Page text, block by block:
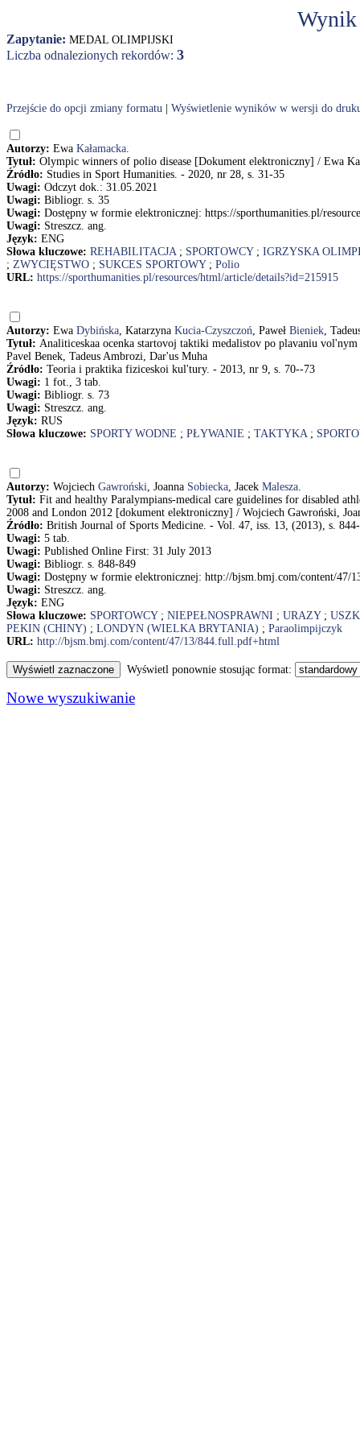
Zapytanie: MEDAL OLIMPIJSKI
Liczba odnalezionych rekordów: 3
Przejście do opcji zmiany formatu Wyświetlenie wyników w wersji do
Autorzy: Ewa Kałamacka.
Tytuł: Olympic winners of polio disease [Dokument elektroniczny] / Ewa
Źródło: Studies in Sport Humanities. - 2020, nr 28, s. 31-35
Uwagi: Odczyt dok.: 31.05.2021
Uwagi: Bibliogr. s. 35
Uwagi: Dostępny w formie elektronicznej: https://sporthumanities.pl/
Uwagi: Streszcz. ang.
Język: ENG
Słowa kluczowe: REHABILITACJA; SPORTOWCY; IGRZYSKA
; ZWYCIĘSTWO ; SUKCES SPORTOWY; Polio
URL: https://sporthumanities.pl/resources/html/article/details?id=215915
Autorzy: Ewa Dybińska, Katarzyna Kucia-Czyszczoń, Paweł Bieniek,
Tytuł: Analiticeskaa ocenka startovoj taktiki medalistov po plavaniu
Pavel Benek, Tadeus Ambrozi, Dar'us Muha
Źródło: Teoria i praktika fiziceskoi kul'tury. - 2013, nr 9, s. 70--73
Uwagi: 1 fot., 3 tab.
Uwagi: Bibliogr. s. 73
Uwagi: Streszcz. ang.
Język: RUS
Słowa kluczowe: SPORTY WODNE ; PŁYWANIE ; TAKTYKA;
Autorzy: Wojciech Gawroński, Joanna Sobiecka, Jacek Malesza.
Tytuł: Fit and healthy Paralympians-medical care guidelines for disabled
2008 and London 2012 [dokument elektroniczny] / Wojciech Gawroński,
Źródło: British Journal of Sports Medicine. - Vol. 47, iss. 13, (2013), s.
Uwagi: 5 tab.
Uwagi: Published Online First: 31 July 2013
Uwagi: Bibliogr. s. 848-849
Uwagi: Dostępny w formie elektronicznej: http://bjsm.bmj.com/content/47/
Uwagi: Streszcz. ang.
Język: ENG
Słowa kluczowe: SPORTOWCY; NIEPEŁNOSPRAWNI ; URAZY;
PEKIN (CHINY) ; LONDYN (WIELKA BRYTANIA) ; Paraolimpijczyk
URL: http://bjsm.bmj.com/content/47/13/844.full.pdf+html
Wyświetl ponownie stosując format:
Nowe wyszukiwanie